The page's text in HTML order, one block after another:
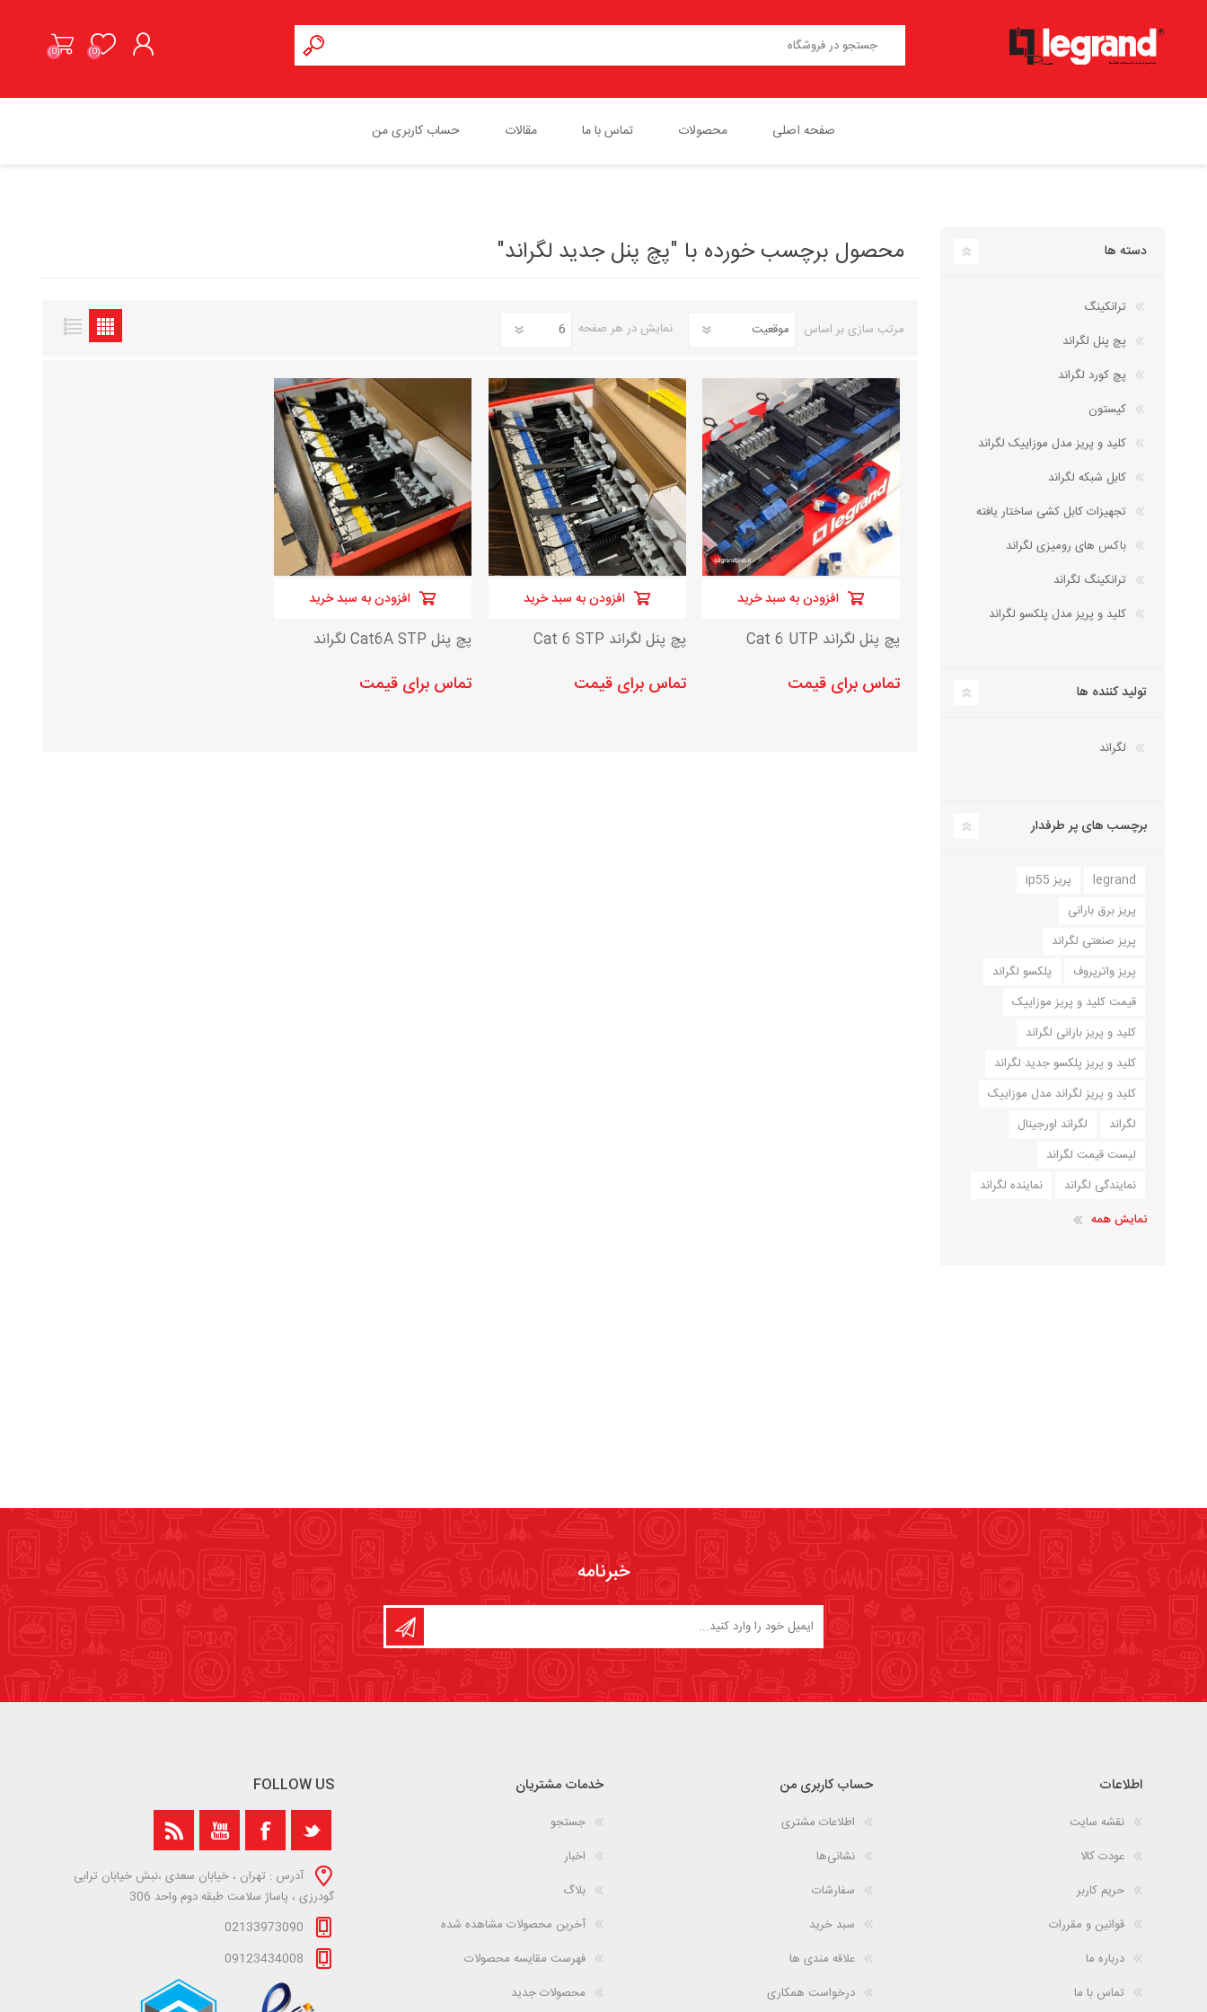
(0)
(0)
صفحه اصلی محصولات
پچ کورد لگراند
کلید و پریز مدل موزاییک لگراند
باکس های رومیزی لگراند
کلید و پریز مدل پلکسو لگراند
تماس با ما مقالات حساب کاربری من
محصول برچسب خورده با "پچ پنل جدید لگراند"
مرتب سازی بر اساس نمایش در هر صفحه
پچ پنل لگراند Cat 6 UTP
تماس برای قیمت
افزودن به سبد خرید
پچ پنل لگراند Cat 6 STP
تماس برای قیمت
افزودن به سبد خرید
پچ پنل Cat6A STP لگراند
تماس برای قیمت
افزودن به سبد خرید
دسته ها
ترانکینگ
پچ پنل لگراند
پچ کورد لگراند
کیستون
کلید و پریز مدل موزاییک لگراند
کابل شبکه لگراند
تجهیزات کابل کشی ساختار یافته
باکس های رومیزی لگراند
ترانکینگ لگراند
کلید و پریز مدل پلکسو لگراند
تولید کننده ها
لگراند
برچسب های پر طرفدار
legrand
پریز ip55
پریز برق بارانی
پریز صنعتی لگراند
پریز واترپروف
پلکسو لگراند
قیمت کلید و پریز موزاییک
کلید و پریز بارانی لگراند
کلید و پریز پلکسو جدید لگراند
کلید و پریز لگراند مدل موزاییک
لگراند
لگراند اورجینال
لیست قیمت لگراند
نمایندگی لگراند
نماینده لگراند
نمایش همه
خبرنامه
اطلاعات
نقشه سایت
عودت کالا
حریم کاربر
قوانین و مقررات
درباره ما
تماس با ما
حساب کاربری من
اطلاعات مشتری
نشانی‌ها
سفارشات
سبد خرید
علاقه مندی ها
درخواست همکاری
خدمات مشتریان
جستجو
اخبار
بلاگ
آخرین محصولات مشاهده شده
فهرست مقایسه محصولات
محصولات جدید
FOLLOW US
آدرس : تهران ، خیابان سعدی ،نبش خیابان ترابی
گودرزی ، پاساژ سلامت طبقه دوم واحد 306
02133973090
09123434008